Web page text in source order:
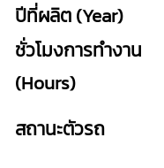
ปีที่ผลิต (Year)
ชั่วโมงการทำงาน
(Hours)
สถานะตัวรถ